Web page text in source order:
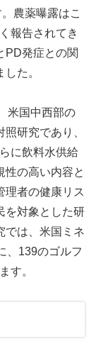
農薬曝露はこ
報告されてき
PD発症との関
た。
米国中西部の
研究であり、
に飲料水供給
性の高い内容と
理者の健康リス
を対象とした研
では、米国ミネ
、139のゴルフ
す。